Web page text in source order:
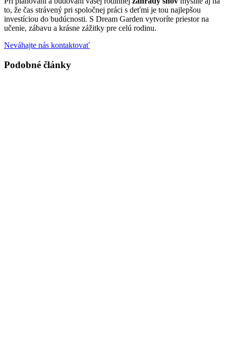
to, že čas strávený pri spoločnej práci s deťmi je tou najlepšou
investíciou do budúcnosti. S Dream Garden vytvoríte priestor na
učenie, zábavu a krásne zážitky pre celú rodinu.​
Neváhajte nás kontaktovať
Podobné články